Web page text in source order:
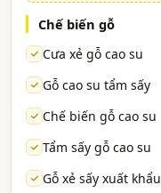
Chế biến gỗ
Cưa xẻ gỗ cao su
Gỗ cao su tẩm sấy
Chế biến gỗ cao su
Tẩm sấy gỗ cao su
Gỗ xẻ sấy xuất khẩu